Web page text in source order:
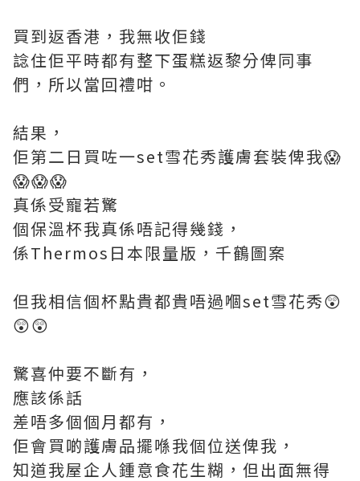
買到返香港，我無收佢錢
諗住佢平時都有整下蛋糕返黎分俾同事
們，所以當回禮咁。
結果，
佢第二日買咗一set雪花秀護膚套裝俾我😱
😱😱😱
真係受寵若驚
個保溫杯我真係唔記得幾錢，
係Thermos日本限量版，千鶴圖案
但我相信個杯點貴都貴唔過嗰set雪花秀😲
😲😲
驚喜仲要不斷有，
應該係話
差唔多個個月都有，
佢會買啲護膚品擺喺我個位送俾我，
知道我屋企人鍾意食花生糊，但出面無得